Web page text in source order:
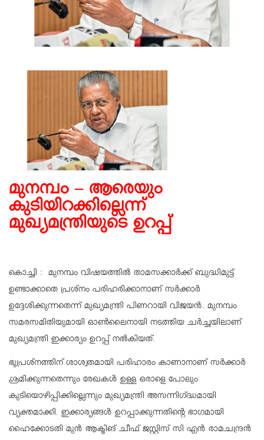
മുനമ്പം – ആരെയും
കുടിയിറക്കില്ലെന്ന്
മുഖ്യമന്ത്രിയുടെ ഉറപ്പ്
കൊച്ചി : മുനമ്പം വിഷയത്തിൽ താമസക്കാർക്ക് ബുദ്ധിമുട്ട്
ഉണ്ടാക്കാതെ പ്രശ്നം പരിഹരിക്കാനാണ് സർക്കാർ
ഉദ്ദേശിക്കുന്നതെന്ന് മുഖ്യമന്ത്രി പിണറായി വിജയൻ. മുനമ്പം
സമരസമിതിയുമായി ഓൺലൈനായി നടത്തിയ ചർച്ചയിലാണ്
മുഖ്യമന്ത്രി ഇക്കാര്യം ഉറപ്പ് നൽകിയത്.
ഭൂപ്രശ്നത്തിന് ശാശ്വതമായി പരിഹാരം കാണാനാണ് സർക്കാർ
ശ്രമിക്കുന്നതെന്നും രേഖകൾ ഉള്ള ഒരാളെ പോലും
കുടിയൊഴിപ്പിക്കില്ലെന്നും മുഖ്യമന്ത്രി അസന്നിഗ്ദ്ധമായി
വ്യക്തമാക്കി. ഇക്കാര്യങ്ങൾ ഉറപ്പാക്കുന്നതിൻ്റെ ഭാഗമായി
ഹൈക്കോടതി മുൻ ആക്ടിങ് ചീഫ് ജസ്റ്റിസ് സി എൻ രാമചന്ദ്രൻ